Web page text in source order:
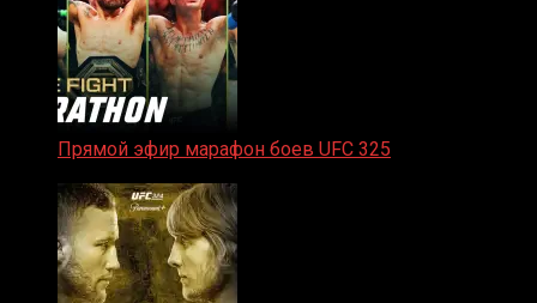
Прямой эфир марафон боев UFC 325